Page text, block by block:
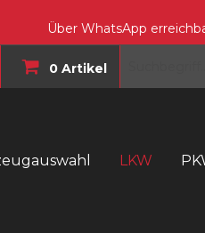
Über WhatsApp
0 Artikel
LKW